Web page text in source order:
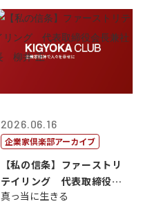
2026.06.16
企業家倶楽部アーカイブ
【私の信条】ファーストリ
テイリング 代表取締役会
長兼社長 柳...
真っ当に生きる